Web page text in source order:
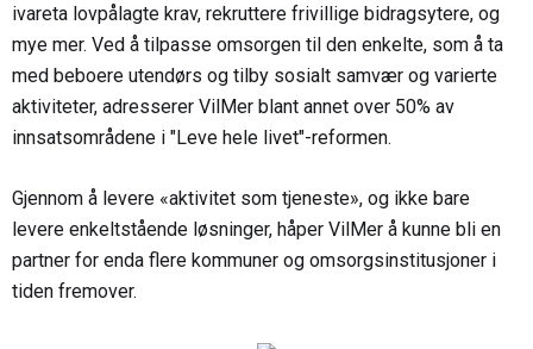
ivareta lovpålagte krav, rekruttere frivillige bidragsytere, og
mye mer. Ved å tilpasse omsorgen til den enkelte, som å ta
med beboere utendørs og tilby sosialt samvær og varierte
aktiviteter, adresserer VilMer blant annet over 50% av
innsatsområdene i "Leve hele livet"-reformen.
Gjennom å levere «aktivitet som tjeneste», og ikke bare
levere enkeltstående løsninger, håper VilMer å kunne bli en
partner for enda flere kommuner og omsorgsinstitusjoner i
tiden fremover.